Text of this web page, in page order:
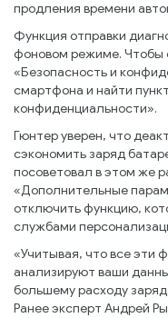
продления времени
Функция отправки
фоновом режиме. Чтобы
«Безопасность и
смартфона и найти
конфиденциальности».
Гюнтер уверен, что
сэкономить заряд
посоветовал в этом же
«Дополнительные
отключить функцию,
службами
«Учитывая, что все эти
анализируют ваши
большему расходу
Ранее эксперт Андрей